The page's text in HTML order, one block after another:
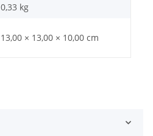
0,33 kg
13,00 × 13,00 × 10,00 cm